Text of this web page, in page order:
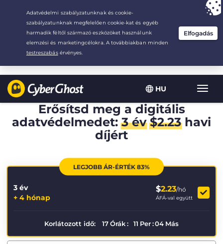
HU
Your choice:The Best Dealfor 3.3333333333333-years at $
/month
Erősítsd meg a digitális
adatvédelmedet:3 év $2.23havi
díjért
LEGJOBB ÁR-ÉRTÉK 83%
3 év
+ 4 hónap
$2.23/hó
ÁFÁ-val együtt
Korlátozott idő: 17Órák: 11 Per:03 Más